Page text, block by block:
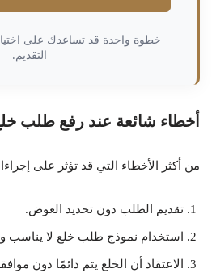
خطوة واحدة قد تساعدك على
التقديم.
أخطاء شائعة عند رفع طلب
من أكثر الأخطاء التي قد تؤثر على
تقديم الطلب دون تحديد العوض.
استخدام نموذج طلب خلع لا يناسب
الاعتقاد أن الخلع يتم دائمًا دون